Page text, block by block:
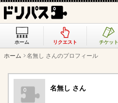
ホーム リクエスト チケット
ホーム 名無し さんのプロフィール
名無し さん